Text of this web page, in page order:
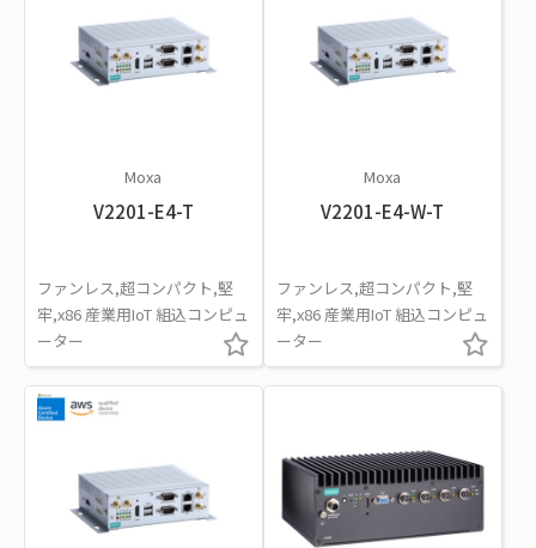
Moxa
V2201-E4-T
ファンレス,超コンパクト,堅
牢,x86 産業用IoT 組込コンピュ
ーター
Moxa
V2201-E4-W-T
ファンレス,超コンパクト,堅
牢,x86 産業用IoT 組込コンピュ
ーター